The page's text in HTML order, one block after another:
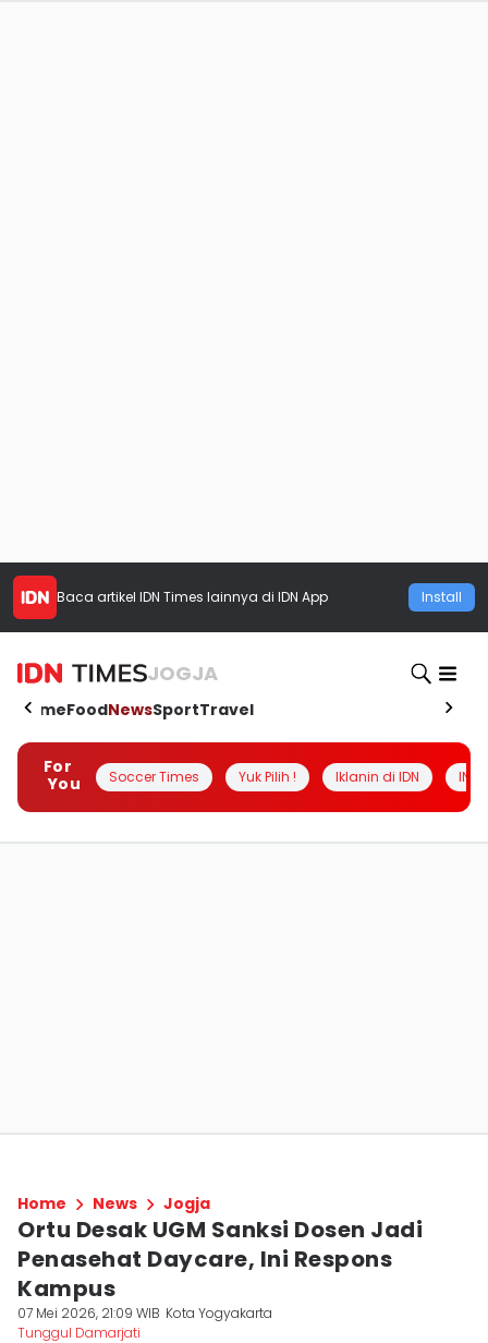
Baca artikel IDN Times lainnya di IDN App Install
JOGJA
HomeFoodNewsSportTravel
For
You
Soccer Times Yuk Pilih ! Iklanin di IDN
Home News Jogja
Ortu Desak UGM Sanksi Dosen Jadi
Penasehat Daycare, Ini Respons
Kampus
07 Mei 2026, 21:09 WIB Kota Yogyakarta
Tunggul Damarjati